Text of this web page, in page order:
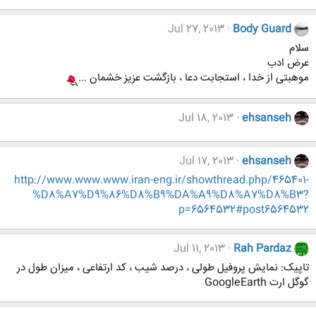
Body Guard
Jul 27, 2013
سلام
عرض ادب
موهبتی از خدا ، استجابت دعا ، بازگشت عزیز خشمان ...
ehsanseh
Jul 18, 2013
ehsanseh
Jul 17, 2013
http://www.www.www.iran-eng.ir/showthread.php/465401-
%D8%A7%D9%86%D8%B9%DA%A9%D8%A7%D8%B3?
p=6564532#post6564532
Rah Pardaz
Jul 11, 2013
تاپیک: نمایش پروفیل طولی ، درصد شیب ، کد ارتفاعی ، میزان طول در
گوگل ارت GoogleEarth